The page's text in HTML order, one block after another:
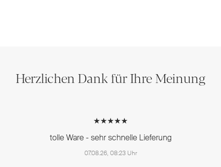
Herzlichen Dank für Ihre Meinung
★★★★★
tolle Ware - sehr schnelle Lieferung
07.08.26, 08:23 Uhr